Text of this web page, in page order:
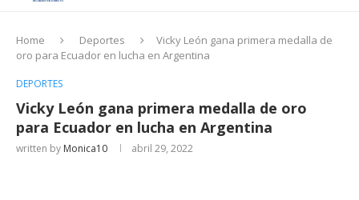
Home Deportes
Vicky León gana primera medalla de
oro para Ecuador en lucha en Argentina
DEPORTES
Vicky León gana primera medalla de oro
para Ecuador en lucha en Argentina
written by Monica10 abril 29, 2022